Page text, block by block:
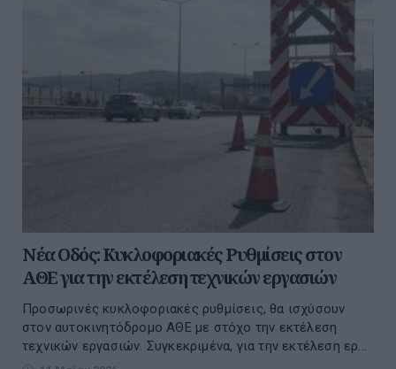
Νέα Οδός: Κυκλοφοριακές Ρυθμίσεις στον
ΑΘΕ για την εκτέλεση τεχνικών εργασιών
Προσωρινές κυκλοφοριακές ρυθμίσεις, θα ισχύσουν
στον αυτοκινητόδρομο ΑΘΕ με στόχο την εκτέλεση
τεχνικών εργασιών. Συγκεκριμένα, για την εκτέλεση ερ...